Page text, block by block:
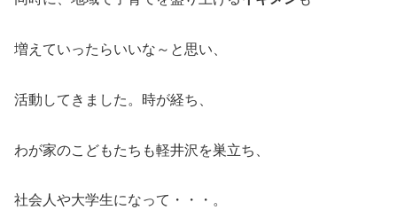
増えていったらいいな～と思い、
活動してきました。時が経ち、
わが家のこどもたちも軽井沢を巣立ち、
社会人や大学生になって・・・。